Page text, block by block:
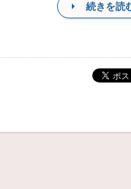
続きを読